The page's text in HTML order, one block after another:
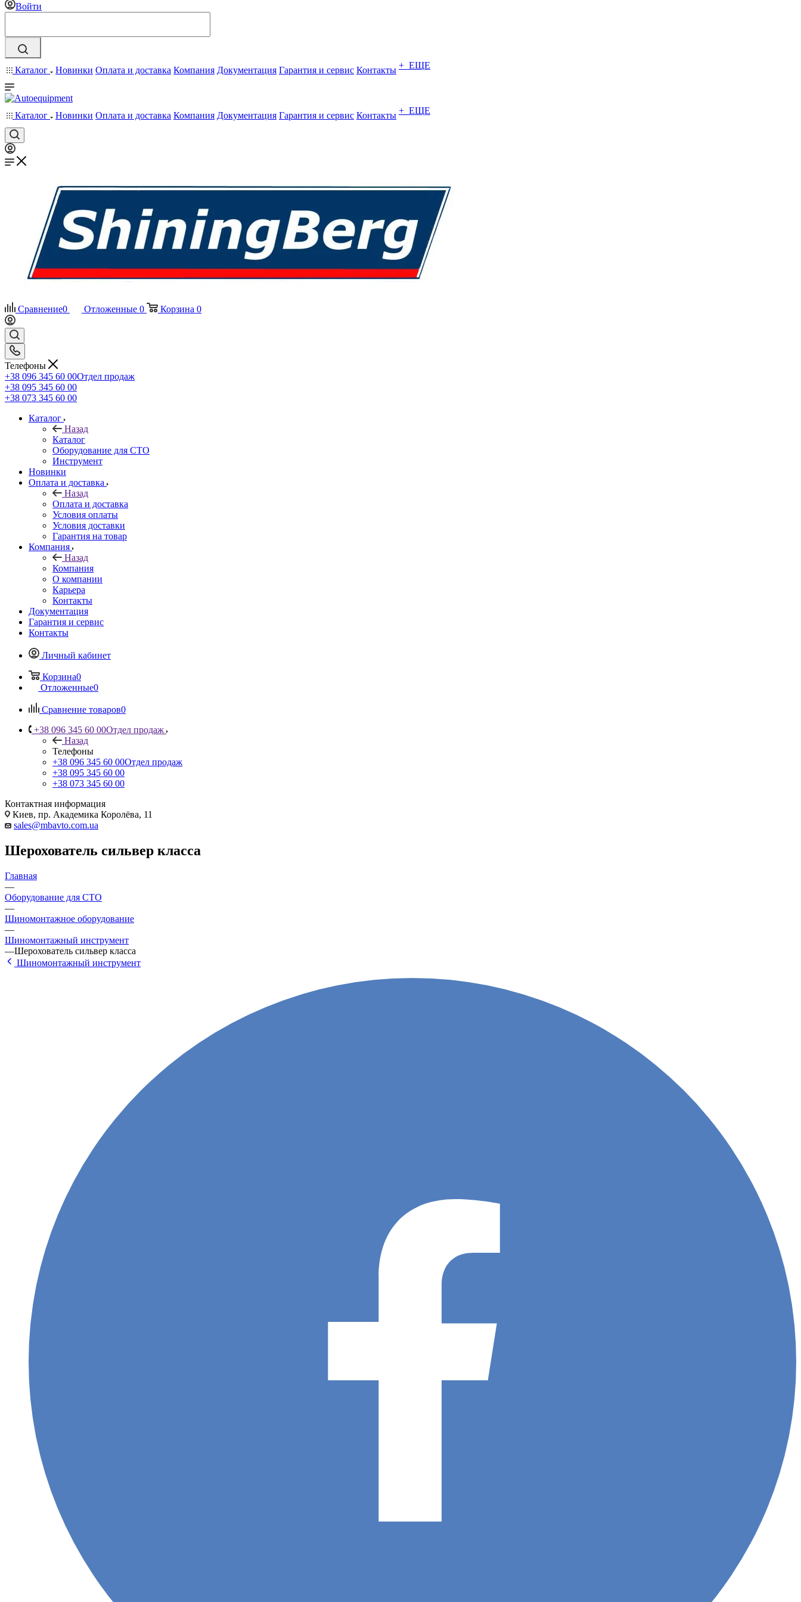
Войти
Каталог Новинки Оплата и доставка Компания Документация Гарантия и сервис Контакты + ЕЩЕ
Каталог Новинки Оплата и доставка Компания Документация Гарантия и сервис Контакты + ЕЩЕ
Сравнение0 Отложенные 0 Корзина 0
Телефоны
+38 096 345 60 00Отдел продаж
+38 095 345 60 00
+38 073 345 60 00
Каталог
Назад
Каталог
Оборудование для СТО
Инструмент
Новинки
Оплата и доставка
Назад
Оплата и доставка
Условия оплаты
Условия доставки
Гарантия на товар
Компания
Назад
Компания
О компании
Карьера
Контакты
Документация
Гарантия и сервис
Контакты
Личный кабинет
Корзина0
Отложенные0
Сравнение товаров0
+38 096 345 60 00Отдел продаж
Назад
Телефоны
+38 096 345 60 00Отдел продаж
+38 095 345 60 00
+38 073 345 60 00
Контактная информация
Киев, пр. Академика Королёва, 11
sales@mbavto.com.ua
Шерохователь сильвер класса
Главная
—
Оборудование для СТО
—
Шиномонтажное оборудование
—
Шиномонтажный инструмент
—Шерохователь сильвер класса
Шиномонтажный инструмент